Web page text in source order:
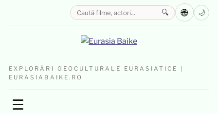
EXPLORĂRI GEOCULTURALE EURASIATICE |
EURASIABAIKE.RO
☰
🔍 🌐 🌙